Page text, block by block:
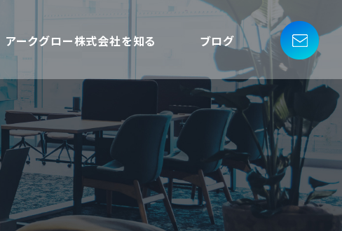
アークグロー株式会社を知る ブログ